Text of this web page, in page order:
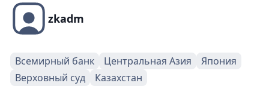
zkadm
Всемирный банк Центральная Азия
Япония
Верховный суд
Казахстан